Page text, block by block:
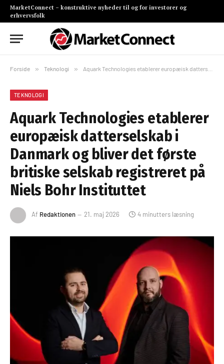
MarketConnect – konstruktive nyheder til og for investorer og
erhvervsfolk
Forside » Teknologi » Aquark Technologies etablerer europæisk datterselskab i Danmark og bliver det første britiske selskab registreret på Niels Bohr Instituttet
TEKNOLOGI
Aquark Technologies etablerer
europæisk datterselskab i
Danmark og bliver det første
britiske selskab registreret på
Niels Bohr Instituttet
Af Redaktionen 21. maj 2026 4 minutters læsning